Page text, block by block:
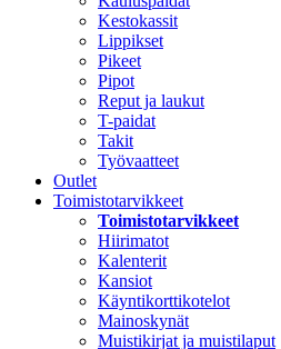
Kestokassit
Lippikset
Pikeet
Pipot
Reput ja laukut
T-paidat
Takit
Työvaatteet
Outlet
Toimistotarvikkeet
Toimistotarvikkeet
Hiirimatot
Kalenterit
Kansiot
Käyntikorttikotelot
Mainoskynät
Muistikirjat ja muistilaput